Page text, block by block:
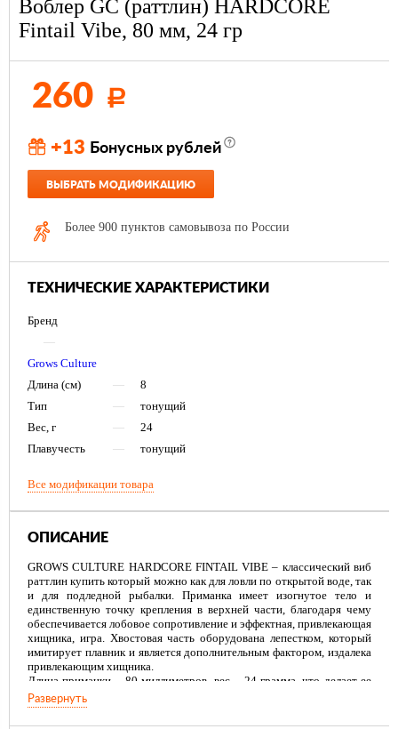
Воблер GC (раттлин) HARDCORE
Fintail Vibe, 80 мм, 24 гр
260 Р
+13 Бонусных рублей
ВЫБРАТЬ МОДИФИКАЦИЮ
Более 900 пунктов самовывоза по России
ТЕХНИЧЕСКИЕ ХАРАКТЕРИСТИКИ
Бренд
—
Grows Culture
Длина (см)
—
8
Тип
—
тонущий
Вес, г
—
24
Плавучесть
— тонущий
Все модификации товара
ОПИСАНИЕ
GROWS CULTURE HARDCORE FINTAIL VIBE – классический виб
раттлин купить который можно как для ловли по открытой воде, так
и для подледной рыбалки. Приманка имеет изогнутое тело и
единственную точку крепления в верхней части, благодаря чему
обеспечивается лобовое сопротивление и эффектная, привлекающая
хищника, игра. Хвостовая часть оборудована лепестком, который
имитирует плавник и является дополнительным фактором, издалека
привлекающим хищника.
Длина приманки – 80 миллиметров, вес – 24 грамма, что делает ее
прекрасным вариантом для ловли крупной щуки и судака. В
наличии более 20 различных расцветок.
Развернуть